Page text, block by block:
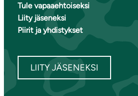
Tule vapaaehtoiseksi
Liity jäseneksi
Piirit ja yhdistykset
LIITY JÄSENEKSI